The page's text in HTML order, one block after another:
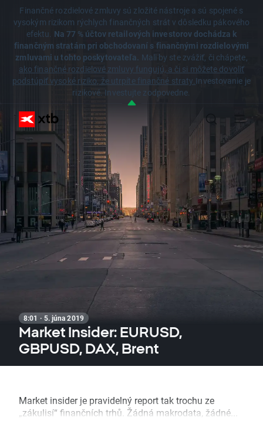
Finančné rozdielové zmluvy sú zložité nástroje a sú spojené s
vysokým rizikom rýchlych finančných strát v dôsledku pákového
efektu. Na 77 % účtov retailových investorov dochádza k
finančným stratám pri obchodovaní s finančnými rozdielovými
zmluvami u tohto poskytovateľa. Mali by ste zvážiť, či chápete,
ako finančné rozdielové zmluvy fungujú, a či si môžete dovoliť
podstúpiť vysoké riziko, že utrpíte finančné straty.Investovanie je
rizikové. Investujte zodpovedne.
8:01 · 5. júna 2019
Market Insider: EURUSD,
GBPUSD, DAX, Brent
Market insider je pravidelný report tak trochu ze
„zákulisí“ finančních trhů. Žádná makrodata, žádné...